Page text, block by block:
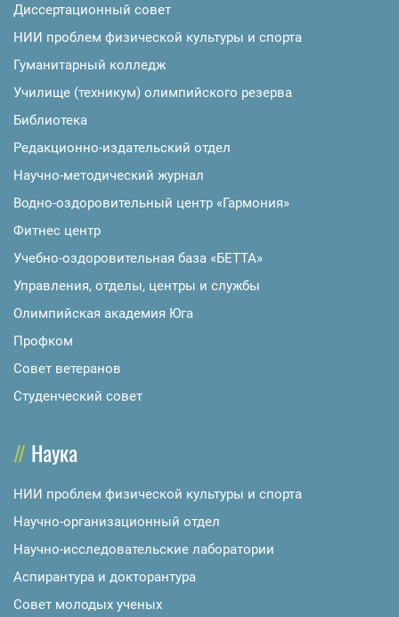
Диссертационный совет
НИИ проблем физической культуры и спорта
Гуманитарный колледж
Училище (техникум) олимпийского резерва
Библиотека
Редакционно-издательский отдел
Научно-методический журнал
Водно-оздоровительный центр «Гармония»
Фитнес центр
Учебно-оздоровительная база «БЕТТА»
Управления, отделы, центры и службы
Олимпийская академия Юга
Профком
Совет ветеранов
Студенческий совет
Наука
НИИ проблем физической культуры и спорта
Научно-организационный отдел
Научно-исследовательские лаборатории
Аспирантура и докторантура
Совет молодых ученых